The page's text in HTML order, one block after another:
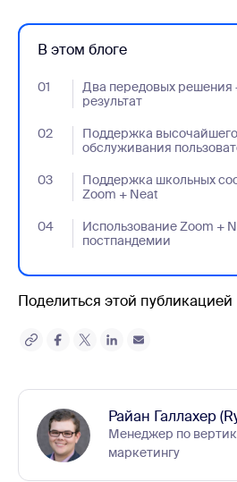
В этом блоге
01
Два передовых решения
результат
- Jumplink to Два передовых
02
Поддержка
обслуживания
- Jumplink to Поддержка
03
Поддержка школьных
Zoom + Neat
- Jumplink to Поддержка
04
Использование Zoom +
постпандемии
- Jumplink to Использование
Поделиться этой публикацией
Райан Галлахер
Менеджер по
маркетингу